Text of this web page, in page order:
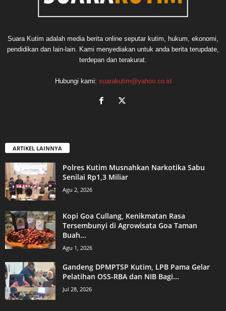
Suara Kutim adalah media berita online seputar kutim, hukum, ekonomi,
pendidikan dan lain-lain. Kami menyediakan untuk anda berita terupdate,
terdepan dan terakurat.
Hubungi kami: suarakutim@yahoo.co.id
ARTIKEL LAINNYA
Polres Kutim Musnahkan Narkotika Sabu
Senilai Rp1,3 Miliar
Agu 2, 2026
Kopi Goa Cullang, Kenikmatan Rasa
Tersembunyi di Agrowisata Goa Taman
Buah...
Agu 1, 2026
Gandeng DPMPTSP Kutim, LPB Pama Gelar
Pelatihan OSS-RBA dan NIB Bagi...
Jul 28, 2026